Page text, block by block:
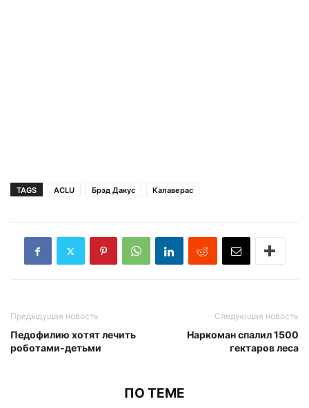
TAGS ACLU Брэд Дакус Калаверас
Предыдущая новость
Педофилию хотят лечить
роботами-детьми
Следующая новость
Наркоман спалил 1500
гектаров леса
ПО ТЕМЕ